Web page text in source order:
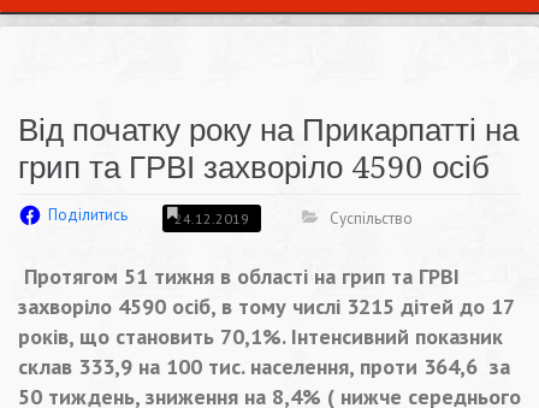
Від початку року на Прикарпатті на
грип та ГРВІ захворіло 4590 осіб
Поділитись 24.12.2019 Суспільство
Протягом 51 тижня в області на грип та ГРВІ
захворіло 4590 осіб, в тому числі 3215 дітей до 17
років, що становить 70,1%. Інтенсивний показник
склав 333,9 на 100 тис. населення, проти 364,6 за
50 тиждень, зниження на 8,4% ( нижче середнього